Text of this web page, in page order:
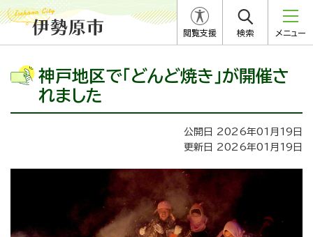
閲覧支援 検索 メニュー
神戸地区で「どんど焼き」が開催さ
れました
公開日 2026年01月19日
更新日 2026年01月19日